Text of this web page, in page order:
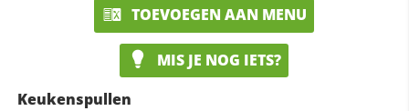
TOEVOEGEN AAN MENU
MIS JE NOG IETS?
Keukenspullen